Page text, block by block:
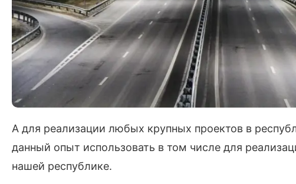
А для реализации любых крупных проектов в
данный опыт использовать в том числе для
нашей республике.